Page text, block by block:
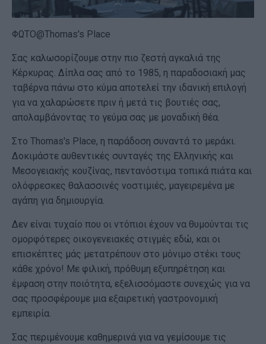
ΦΩΤΟ@Thomas's Place
Σας καλωσορίζουμε στην πιο ζεστή αγκαλιά της
Κέρκυρας. Δίπλα σας από το 1985, η παραδοσιακή μας
ταβέρνα πάνω στο κύμα αποτελεί την ιδανική επιλογή
για να χαλαρώσετε πριν ή μετά τις βουτιές σας,
απολαμβάνοντας το γεύμα σας με μοναδική θέα.
Στο Thomas's Place, η παράδοση συναντά το μεράκι.
Δοκιμάστε αυθεντικές συνταγές της Ελληνικής και
Μεσογειακής κουζίνας, πεντανόστιμα τοπικά πιάτα και
ολόφρεσκες θαλασσινές νοστιμιές, μαγειρεμένα με
αγάπη για δημιουργία.
Δεν είναι τυχαίο που οι ντόπιοι έχουν να θυμούνται τις
ομορφότερες οικογενειακές στιγμές εδώ, και οι
επισκέπτες μάς μετατρέπουν στο μόνιμο στέκι τους
κάθε χρόνο! Με φιλική, πρόθυμη εξυπηρέτηση και
έμφαση στην ποιότητα, εξελισσόμαστε συνεχώς για να
σας προσφέρουμε μια εξαιρετική γαστρονομική
εμπειρία.
Σας περιμένουμε καθημερινά για να γεμίσουμε τις